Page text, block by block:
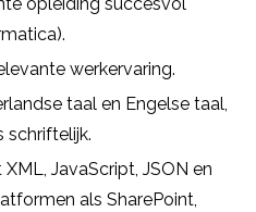
werkervaring.
taal en Engelse taal,
schriftelijk.
JavaScript, JSON en
als SharePoint,